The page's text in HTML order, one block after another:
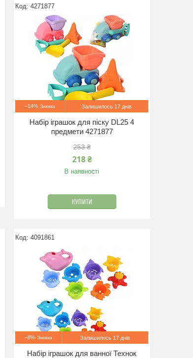
4271877
–14% Залишилось 17 днів
Набір іграшок для піску DL25 4
предмети 4271877
253 ₴
218 ₴
В наявності
КУПИТИ
4091861
–8% Залишилось 17 днів
Набір іграшок для ванної Технок